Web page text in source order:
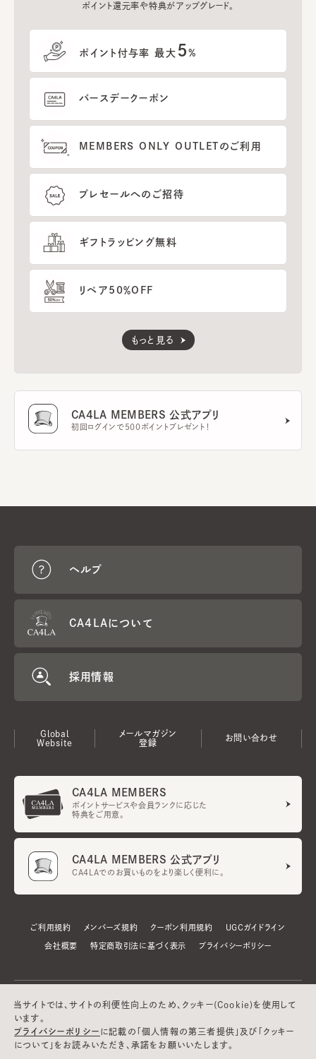
ポイント還元率や特典がアップグレード。
ポイント付与率 最大 5%
バースデークーポン
MEMBERS ONLY OUTLETのご利用
プレセールへのご招待
ギフトラッピング無料
リペア50％OFF
もっと見る
CA4LA MEMBERS 公式アプリ
初回ログインで500ポイントプレゼント！
ヘルプ
CA4LAについて
採用情報
Global
Website
メールマガジン
登録
お問い合わせ
CA4LA MEMBERS
ポイントサービスや会員ランクに応じた
特典をご用意。
CA4LA MEMBERS 公式アプリ
CA4LAでのお買いものをより楽しく便利に。
ご利用規約 メンバーズ規約 クーポン利用規約 UGCガイドライン
会社概要 特定商取引法に基づく表示 プライバシーポリシー
当サイトでは、サイトの利便性向上のため、クッキー(Cookie)を使用して
います。
プライバシーポリシー に記載の「個人情報の第三者提供」及び「クッキー
について」をお読みいただき、承諾をお願いいたします。